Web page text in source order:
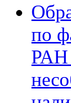
по
РАН